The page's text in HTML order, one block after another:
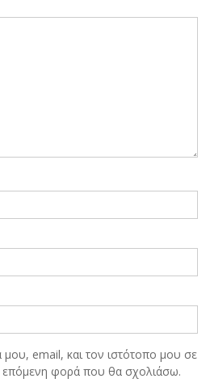
email, και τον ιστότοπο μου σε
επόμενη φορά που θα σχολιάσω.